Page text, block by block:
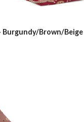
Burgundy/Brown/Beige